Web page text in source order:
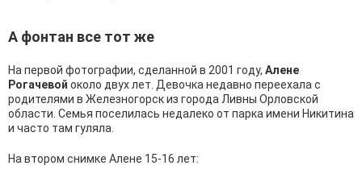
А фонтан все тот же
На первой фотографии, сделанной в 2001 году, Алене
Рогачевой около двух лет. Девочка недавно переехала с
родителями в Железногорск из города Ливны Орловской
области. Семья поселилась недалеко от парка имени Никитина
и часто там гуляла.
На втором снимке Алене 15-16 лет: